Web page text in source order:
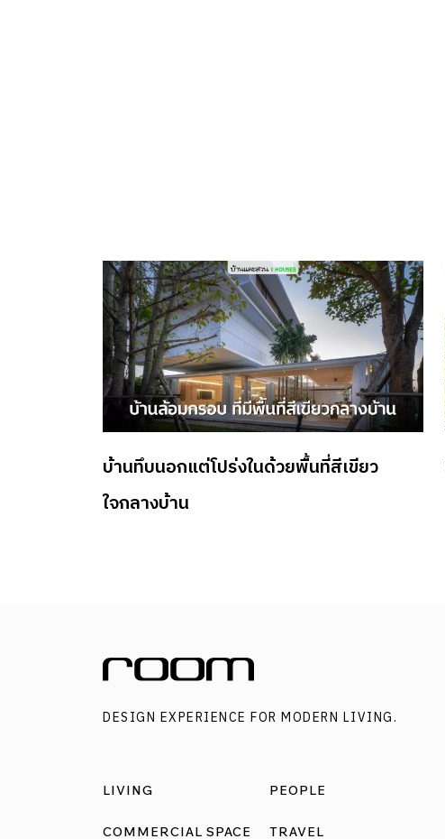
บ้านทึบนอกแต่โปร่งในด้วยพื้นที่สีเขียว
ใจกลางบ้าน
DESIGN EXPERIENCE FOR MODERN LIVING.
LIVING
COMMERCIAL SPACE
PEOPLE
TRAVEL